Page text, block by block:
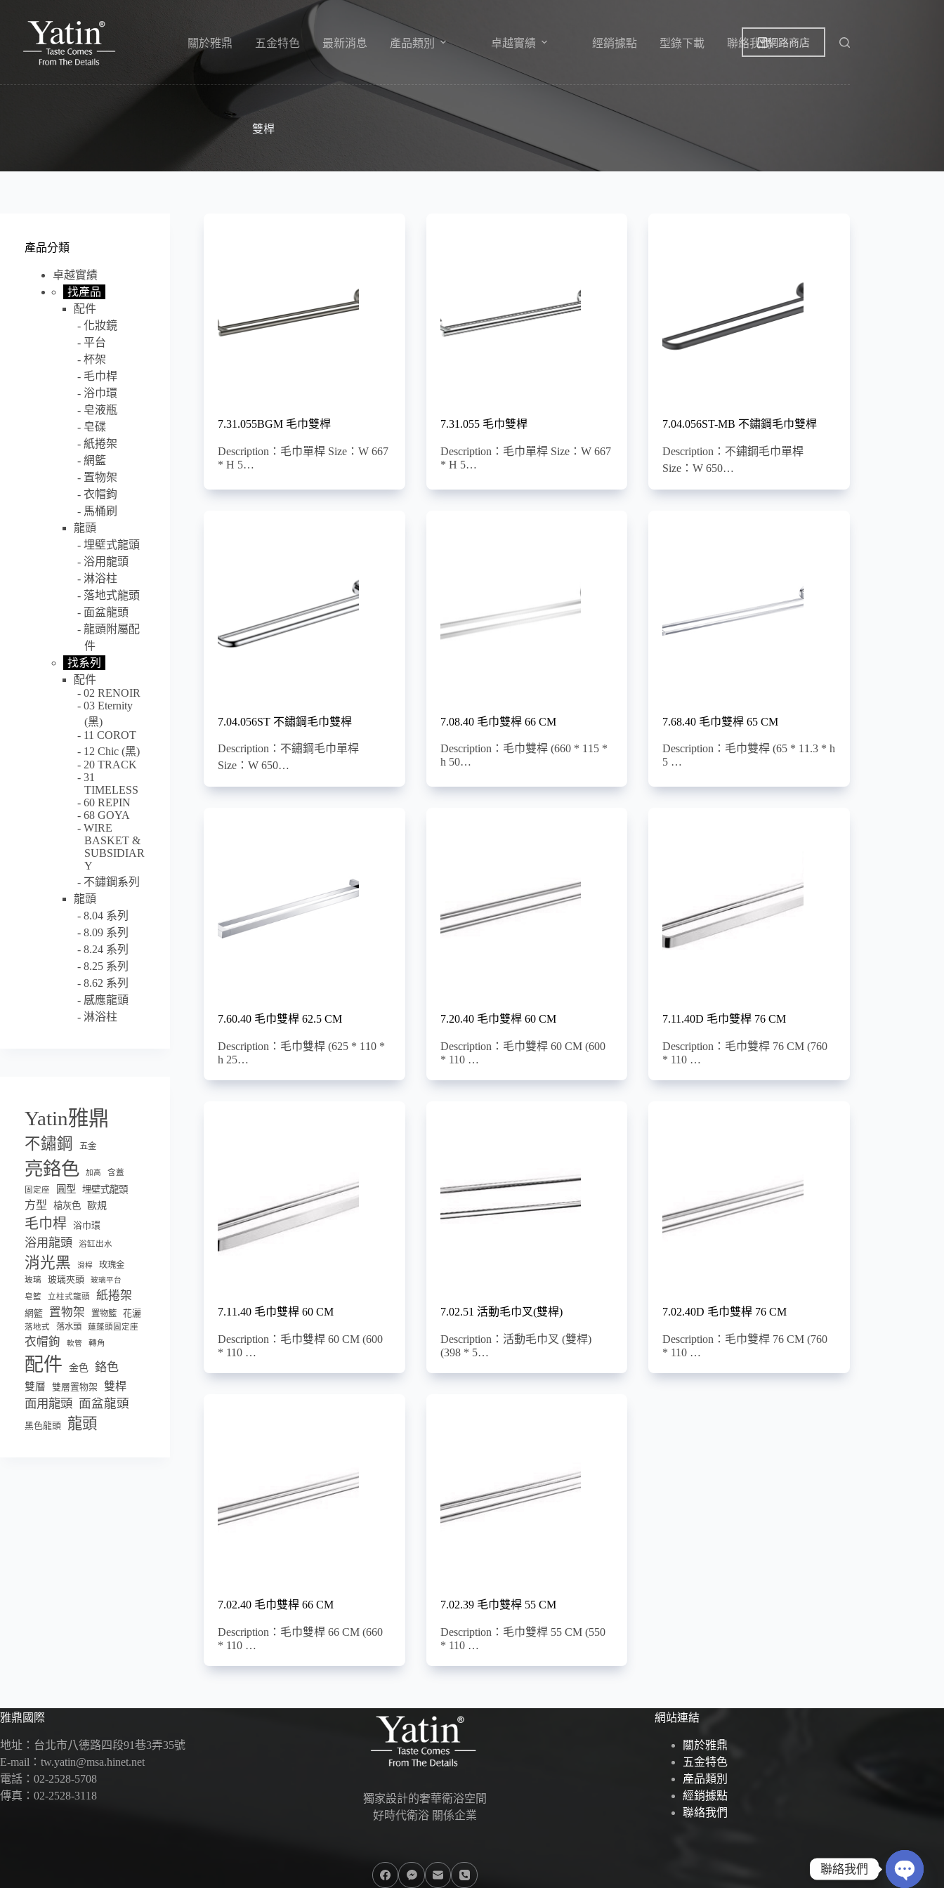
關於雅鼎 五金特色 最新消息 產品類別 卓越實績 經銷據點 型錄下載 聯絡我們網路商店
雙桿
7.31.055BGM 毛巾雙桿
Description：毛巾單桿 Size：W 667
* H 5…
7.31.055 毛巾雙桿
Description：毛巾單桿 Size：W 667
* H 5…
7.04.056ST-MB 不鏽鋼毛巾雙桿
Description：不鏽鋼毛巾單桿
Size：W 650…
7.04.056ST 不鏽鋼毛巾雙桿
Description：不鏽鋼毛巾單桿
Size：W 650…
7.08.40 毛巾雙桿 66 CM
Description：毛巾雙桿 (660 * 115 *
h 50…
7.68.40 毛巾雙桿 65 CM
Description：毛巾雙桿 (65 * 11.3 * h
5 …
7.60.40 毛巾雙桿 62.5 CM
Description：毛巾雙桿 (625 * 110 *
h 25…
7.20.40 毛巾雙桿 60 CM
Description：毛巾雙桿 60 CM (600
* 110 …
7.11.40D 毛巾雙桿 76 CM
Description：毛巾雙桿 76 CM (760
* 110 …
7.11.40 毛巾雙桿 60 CM
Description：毛巾雙桿 60 CM (600
* 110 …
7.02.51 活動毛巾叉(雙桿)
Description：活動毛巾叉 (雙桿)
(398 * 5…
7.02.40D 毛巾雙桿 76 CM
Description：毛巾雙桿 76 CM (760
* 110 …
7.02.40 毛巾雙桿 66 CM
Description：毛巾雙桿 66 CM (660
* 110 …
7.02.39 毛巾雙桿 55 CM
Description：毛巾雙桿 55 CM (550
* 110 …
產品分類
卓越實績
找產品
配件
化妝鏡
平台
杯架
毛巾桿
浴巾環
皂液瓶
皂碟
紙捲架
網籃
置物架
衣帽鉤
馬桶刷
龍頭
埋壁式龍頭
浴用龍頭
淋浴柱
落地式龍頭
面盆龍頭
龍頭附屬配
件
找系列
配件
02 RENOIR
03 Eternity
(黑)
11 COROT
12 Chic (黑)
20 TRACK
31
TIMELESS
60 REPIN
68 GOYA
WIRE
BASKET &
SUBSIDIAR
Y
不鏽鋼系列
龍頭
8.04 系列
8.09 系列
8.24 系列
8.25 系列
8.62 系列
感應龍頭
淋浴柱
Yatin雅鼎
不鏽鋼 五金
亮鉻色 加高
含蓋
固定座
圓型 埋壁式龍頭
方型 槍灰色 歐規
毛巾桿 浴巾環
浴用龍頭 浴缸出水
消光黑 滑桿 玫瑰金
玻璃 玻璃夾頭 玻璃平台
皂籃 立柱式龍頭 紙捲架
網籃 置物架 置物籃 花灑
落地式 落水頭 蓮蓬頭固定座
衣帽鉤 軟管 轉角
配件 金色 鉻色
雙層 雙層置物架 雙桿
面用龍頭 面盆龍頭
黑色龍頭 龍頭
雅鼎國際
地址：台北市八德路四段91巷3弄35號
E-mail：tw.yatin@msa.hinet.net
電話：02-2528-5708
傳真：02-2528-3118
獨家設計的奢華衛浴空間
好時代衛浴 關係企業
網站連結
關於雅鼎
五金特色
產品類別
經銷據點
聯絡我們
聯絡我們